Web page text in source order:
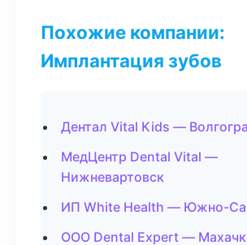
Похожие компании:
Имплантация зубов
Дентал Vital Kids —
МедЦентр Dental Vital —
Нижневартовск
ИП White Health — Южно-
ООО Dental Expert —